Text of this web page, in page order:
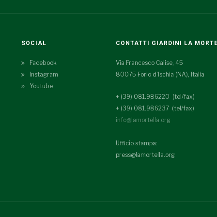
SOCIAL
Facebook
Instagram
Youtube
CONTATTI GIARDINI LA
Via Francesco Calise, 45
80075 Forio d'Ischia (NA), Italia
+ (39) 081.986220 (tel/fax)
+ (39) 081.986237 (tel/fax)
info@lamortella.org
Ufficio stampa:
press@lamortella.org